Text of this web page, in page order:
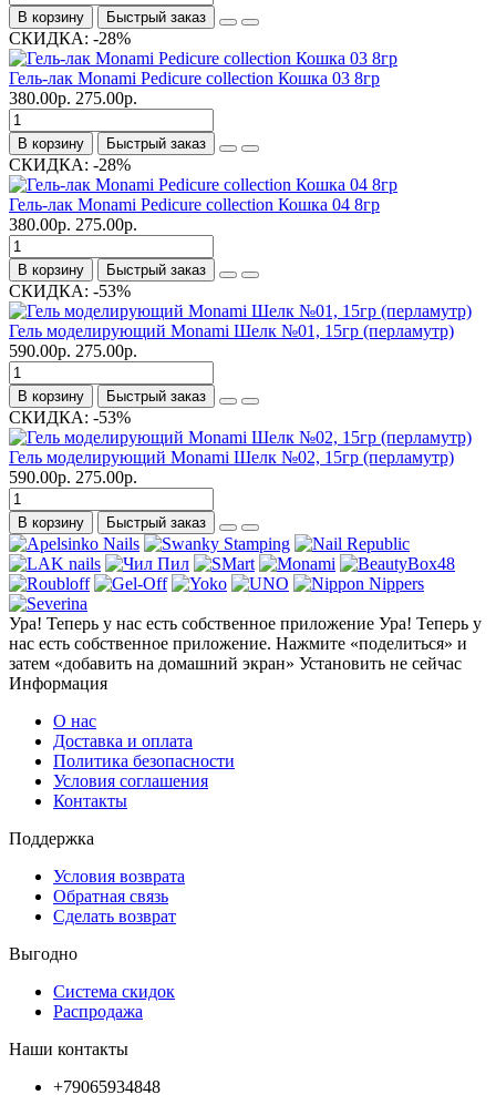
В корзину Быстрый заказ
СКИДКА: -28%
Гель-лак Monami Pedicure collection Кошка 03 8гр
380.00р. 275.00р.
В корзину Быстрый заказ
СКИДКА: -28%
Гель-лак Monami Pedicure collection Кошка 04 8гр
380.00р. 275.00р.
В корзину Быстрый заказ
СКИДКА: -53%
Гель моделирующий Monami Шелк №01, 15гр (перламутр)
590.00р. 275.00р.
В корзину Быстрый заказ
СКИДКА: -53%
Гель моделирующий Monami Шелк №02, 15гр (перламутр)
590.00р. 275.00р.
В корзину Быстрый заказ
Ура! Теперь у нас есть собственное приложение Ура! Теперь у
нас есть собственное приложение. Нажмите «поделиться» и
затем «добавить на домашний экран» Установить не сейчас
Информация
О нас
Доставка и оплата
Политика безопасности
Условия соглашения
Контакты
Поддержка
Условия возврата
Обратная связь
Сделать возврат
Выгодно
Система скидок
Распродажа
Наши контакты
+79065934848